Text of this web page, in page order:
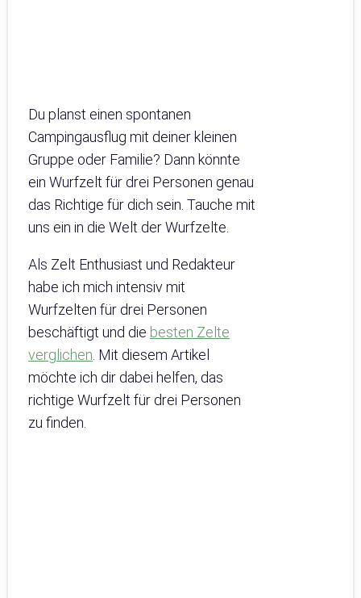
Du planst einen spontanen
Campingausflug mit deiner kleinen
Gruppe oder Familie? Dann könnte
ein Wurfzelt für drei Personen genau
das Richtige für dich sein. Tauche mit
uns ein in die Welt der Wurfzelte.
Als Zelt Enthusiast und Redakteur
habe ich mich intensiv mit
Wurfzelten für drei Personen
beschäftigt und die besten Zelte
verglichen. Mit diesem Artikel
möchte ich dir dabei helfen, das
richtige Wurfzelt für drei Personen
zu finden.